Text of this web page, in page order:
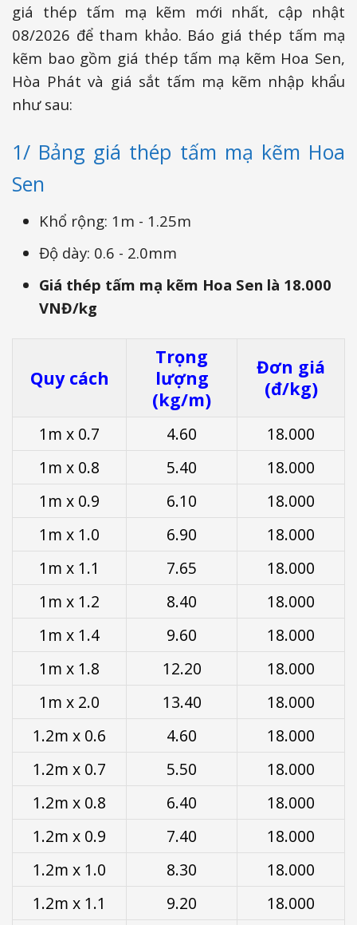
giá thép tấm mạ kẽm mới nhất, cập nhật
08/2026 để tham khảo. Báo giá thép tấm mạ
kẽm bao gồm giá thép tấm mạ kẽm Hoa Sen,
Hòa Phát và giá sắt tấm mạ kẽm nhập khẩu
như sau:
1/ Bảng giá thép tấm mạ kẽm Hoa
Sen
Khổ rộng: 1m - 1.25m
Độ dày: 0.6 - 2.0mm
Giá thép tấm mạ kẽm Hoa Sen là 18.000
VNĐ/kg
Quy cách
Trọng
lượng
(kg/m)
Đơn giá
(đ/kg)
1m x 0.7 4.60
18.000
1m x 0.8
5.40
18.000
1m x 0.9
6.10
18.000
1m x 1.0
6.90
18.000
1m x 1.1
7.65
18.000
1m x 1.2
8.40
18.000
1m x 1.4
9.60
18.000
1m x 1.8
12.20
18.000
1m x 2.0
13.40
18.000
1.2m x 0.6
4.60
18.000
1.2m x 0.7
5.50
18.000
1.2m x 0.8
6.40
18.000
1.2m x 0.9
7.40
18.000
1.2m x 1.0
8.30
18.000
1.2m x 1.1
9.20
18.000